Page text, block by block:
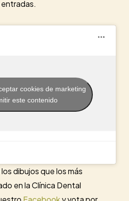
cookies de marketing
este contenido
dibujos que los más
en la Clínica Dental